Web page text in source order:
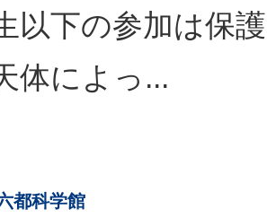
以下の参加は保
体によっ...
都科学館